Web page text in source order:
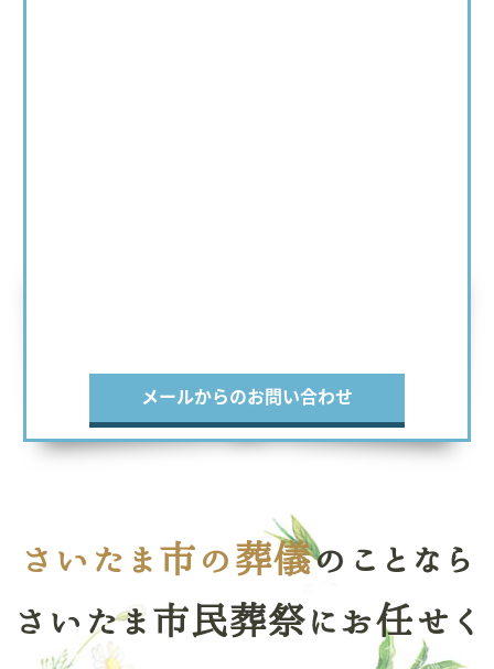
メールからのお問い合わせ
さいたま市の葬儀のことなら
さいたま市民葬祭にお任せく